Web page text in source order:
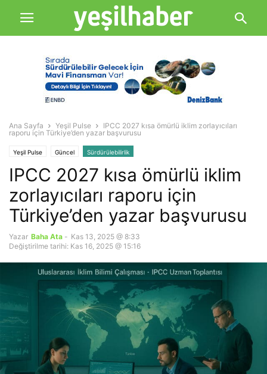
Ana Sayfa Yeşil Pulse
IPCC 2027 kısa ömürlü iklim zorlayıcıları
raporu için Türkiye’den yazar başvurusu
Yeşil Pulse Güncel Sürdürülebilirlik
IPCC 2027 kısa ömürlü iklim
zorlayıcıları raporu için
Türkiye’den yazar başvurusu
Yazar Baha Ata - Kas 13, 2025 @ 8:33
Değiştirilme tarihi: Kas 16, 2025 @ 15:16